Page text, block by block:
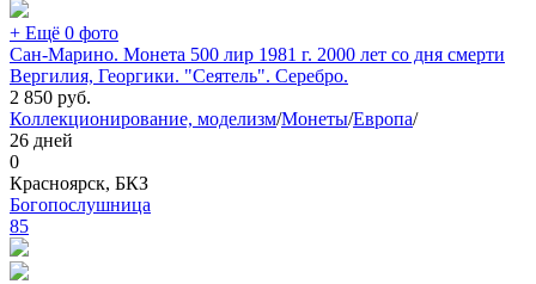
+ Ещё 0 фото
Сан-Марино. Монета 500 лир 1981 г. 2000 лет со дня смерти
Вергилия, Георгики. "Сеятель". Серебро.
2 850 руб.
Коллекционирование, моделизм/Монеты/Европа/
26 дней
0
Красноярск, БКЗ
Богопослушница
85